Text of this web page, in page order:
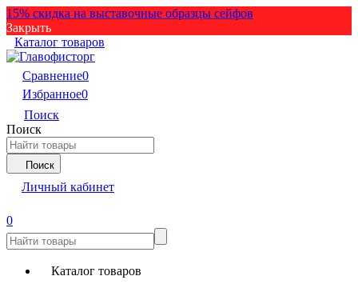
15% скидка на выставочные образцы сейфов
Закрыть
Каталог товаров
Сравнение0
Избранное0
Поиск
Поиск
Поиск
Личный кабинет
0
Каталог товаров